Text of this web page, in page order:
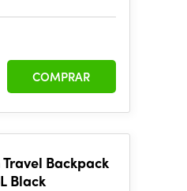
COMPRAR
Backpack
Black